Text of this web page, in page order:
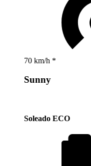
70 km/h *
Sunny
Soleado ECO